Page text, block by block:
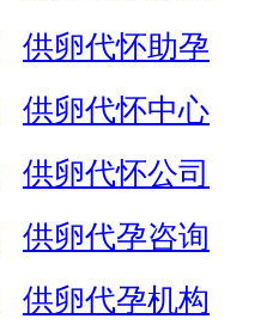
供卵代怀助孕
供卵代怀中心
供卵代怀公司
供卵代孕咨询
供卵代孕机构